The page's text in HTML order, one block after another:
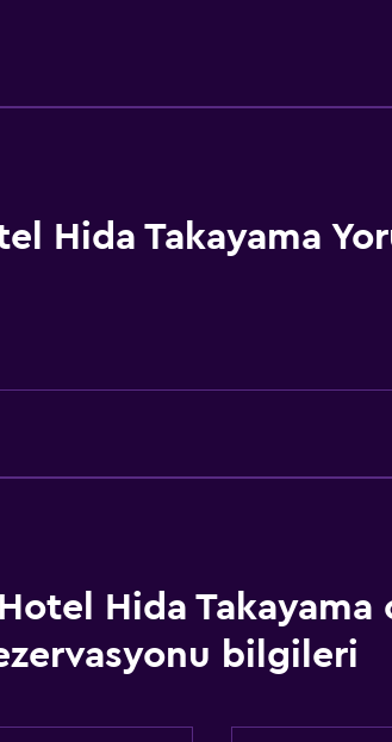
Sigara içilmeyen odalar
Asansörle erişilebilir
Hida Takayama
Hida Takayama
bilgileri